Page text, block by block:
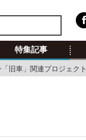
特集記事
旧車」関連プロジェクト